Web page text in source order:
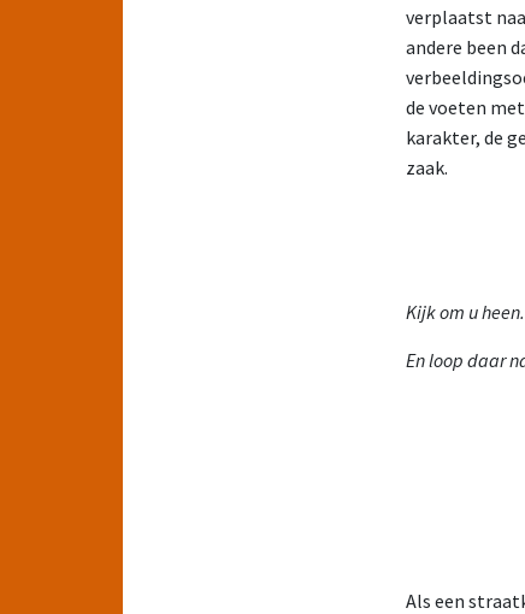
verplaatst
andere been
de voeten
karakter, de
zaak.
Kijk om u
En loop daar
Als een